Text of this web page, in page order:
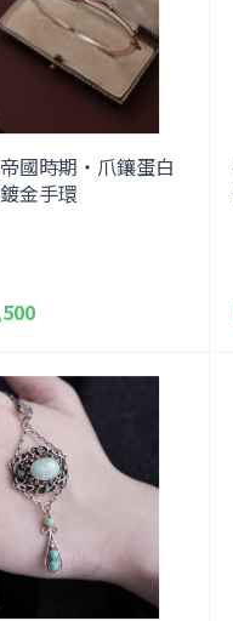
國時期・爪鑲蛋白
金手環